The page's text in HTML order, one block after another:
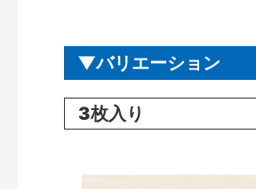
バリエーション
3枚入り